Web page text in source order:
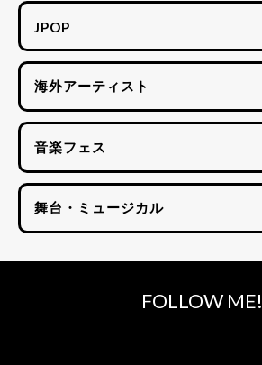
JPOP
海外アーティスト
音楽フェス
舞台・ミュージカル
FOLLOW ME!